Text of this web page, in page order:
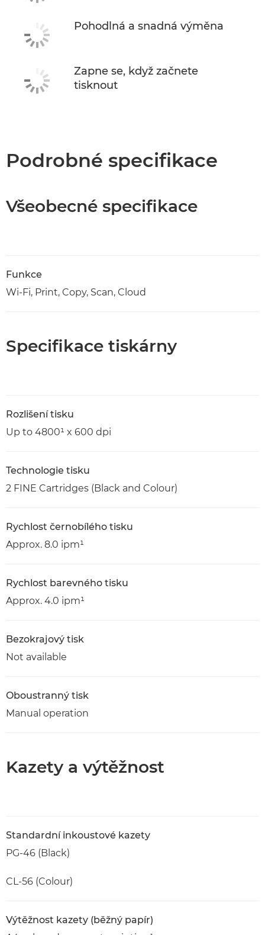
Pohodlná a snadná výměna
Zapne se, když začnete
tisknout
Podrobné specifikace
Všeobecné specifikace
Funkce
Wi-Fi, Print, Copy, Scan, Cloud
Specifikace tiskárny
Rozlišení tisku
Up to 4800¹ x 600 dpi
Technologie tisku
2 FINE Cartridges (Black and Colour)
Rychlost černobílého tisku
Approx. 8.0 ipm¹
Rychlost barevného tisku
Approx. 4.0 ipm¹
Bezokrajový tisk
Not available
Oboustranný tisk
Manual operation
Kazety a výtěžnost
Standardní inkoustové kazety
PG-46 (Black)
CL-56 (Colour)
Výtěžnost kazety (běžný papír)